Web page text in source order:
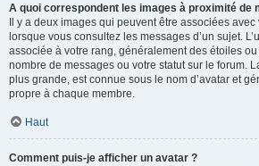
A quoi correspondent les images à proximité de
Il y a deux images qui peuvent être associées avec
lorsque vous consultez les messages d’un sujet.
associée à votre rang, généralement des étoiles
nombre de messages ou votre statut sur le forum.
plus grande, est connue sous le nom d’avatar et
propre à chaque membre.
Haut
Comment puis-je afficher un avatar ?